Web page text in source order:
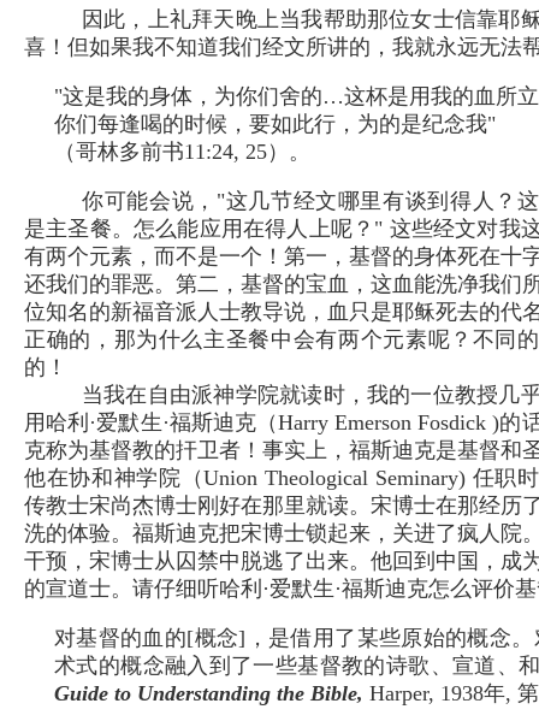
因此，上礼拜天晚上当我帮助那位女士信靠耶
喜！但如果我不知道我们经文所讲的，我就永远无法
"这是我的身体，为你们舍的…这杯是用我的血所
你们每逢喝的时候，要如此行，为的是纪念我"
（哥林多前书11:24, 25）。
你可能会说，"这几节经文哪里有谈到得人？
是主圣餐。怎么能应用在得人上呢？" 这些经文对我
有两个元素，而不是一个！第一，基督的身体死在十
还我们的罪恶。第二，基督的宝血，这血能洗净我们
位知名的新福音派人士教导说，血只是耶稣死去的代
正确的，那为什么主圣餐中会有两个元素呢？不同
的！
当我在自由派神学院就读时，我的一位教授几
用哈利·爱默生·福斯迪克（Harry Emerson Fosdick )的
克称为基督教的扞卫者！事实上，福斯迪克是基督和
他在协和神学院（Union Theological Seminary) 任职
传教士宋尚杰博士刚好在那里就读。宋博士在那经历
洗的体验。福斯迪克把宋博士锁起来，关进了疯人院
干预，宋博士从囚禁中脱逃了出来。他回到中国，成
的宣道士。请仔细听哈利·爱默生·福斯迪克怎么评价
对基督的血的[概念]，是借用了某些原始的概念
术式的概念融入到了一些基督教的诗歌、宣道、
Guide to Understanding the Bible, Harper, 1938年,